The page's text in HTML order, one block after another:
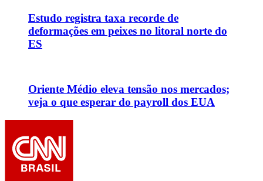
Estudo registra taxa recorde de
deformações em peixes no litoral norte do
ES
Oriente Médio eleva tensão nos mercados;
veja o que esperar do payroll dos EUA